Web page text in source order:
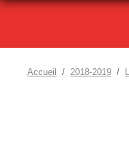
Accueil 2018-2019